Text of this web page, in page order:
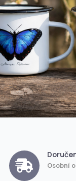
Osobní